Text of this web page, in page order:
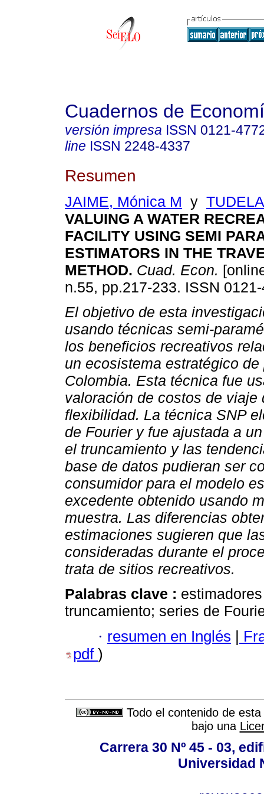
Cuadernos de
versión impresa ISSN 0121-
line ISSN 2248-4337
Resumen
JAIME, Mónica M y
VALUING A WATER
FACILITY USING SEMI
ESTIMATORS IN THE
METHOD. Cuad. Econ.
n.55, pp.217-233. ISSN
El objetivo de esta
usando técnicas semi-
los beneficios recreativos
un ecosistema estratégico
Colombia. Esta técnica fue
valoración de costos de viaje
flexibilidad. La técnica SNP
de Fourier y fue ajustada a
el truncamiento y las
base de datos pudieran ser
consumidor para el modelo
excedente obtenido usando
muestra. Las diferencias
estimaciones sugieren que
consideradas durante el
trata de sitios recreativos.
Palabras clave :
truncamiento; series de
· resumen en Inglés |
pdf )
Todo el contenido de
bajo una
Carrera 30 Nº 45 - 03,
Universidad